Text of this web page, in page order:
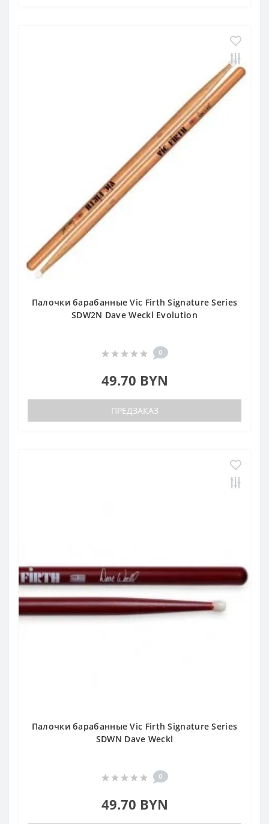
Палочки барабанные Vic Firth Signature Series
SDW2N Dave Weckl Evolution
0
49.70 BYN
ПРЕДЗАКАЗ
Палочки барабанные Vic Firth Signature Series
SDWN Dave Weckl
0
49.70 BYN